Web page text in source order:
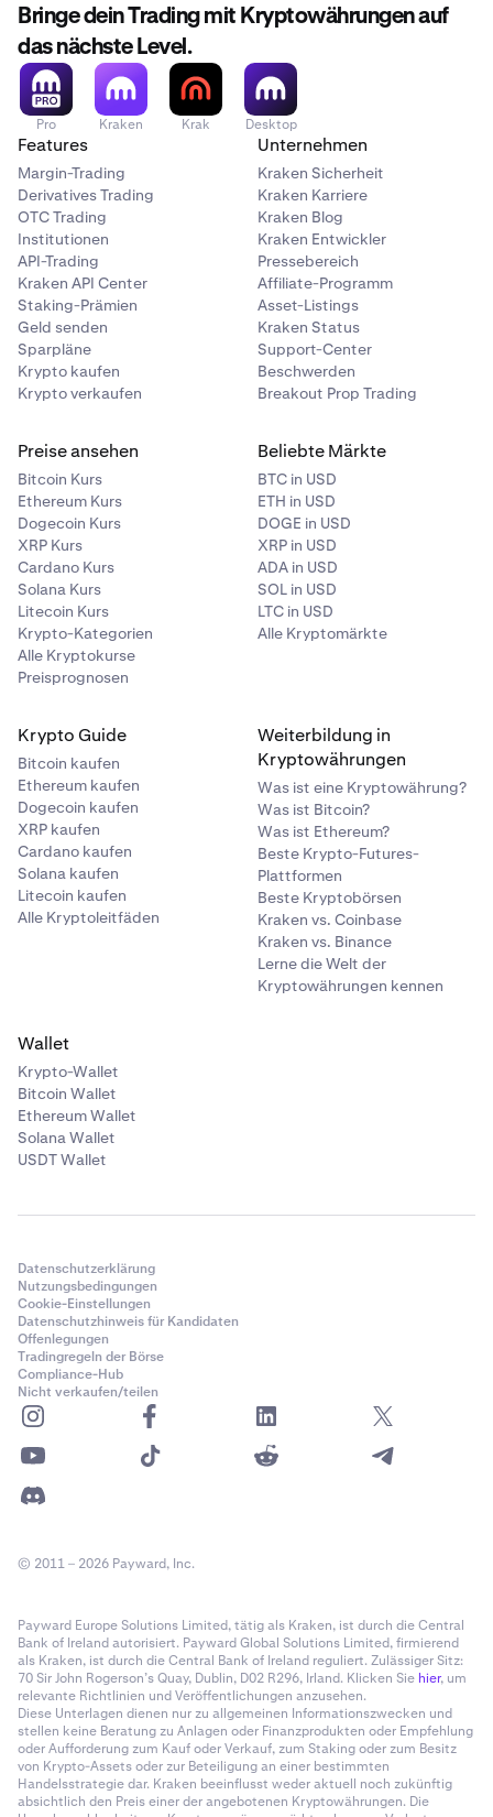
Bringe dein Trading mit Kryptowährungen auf
das nächste Level.
Pro Kraken Krak Desktop
Features
Margin-Trading
Derivatives Trading
OTC Trading
Institutionen
API-Trading
Kraken API Center
Staking-Prämien
Geld senden
Sparpläne
Krypto kaufen
Krypto verkaufen
Unternehmen
Kraken Sicherheit
Kraken Karriere
Kraken Blog
Kraken Entwickler
Pressebereich
Affiliate-Programm
Asset-Listings
Kraken Status
Support-Center
Beschwerden
Breakout Prop Trading
Preise ansehen
Bitcoin Kurs
Ethereum Kurs
Dogecoin Kurs
XRP Kurs
Cardano Kurs
Solana Kurs
Litecoin Kurs
Krypto-Kategorien
Alle Kryptokurse
Preisprognosen
Beliebte Märkte
BTC in USD
ETH in USD
DOGE in USD
XRP in USD
ADA in USD
SOL in USD
LTC in USD
Alle Kryptomärkte
Krypto Guide
Bitcoin kaufen
Ethereum kaufen
Dogecoin kaufen
XRP kaufen
Cardano kaufen
Solana kaufen
Litecoin kaufen
Alle Kryptoleitfäden
Weiterbildung in
Kryptowährungen
Was ist eine Kryptowährung?
Was ist Bitcoin?
Was ist Ethereum?
Beste Krypto-Futures-
Plattformen
Beste Kryptobörsen
Kraken vs. Coinbase
Kraken vs. Binance
Lerne die Welt der
Kryptowährungen kennen
Wallet
Krypto-Wallet
Bitcoin Wallet
Ethereum Wallet
Solana Wallet
USDT Wallet
Datenschutzerklärung
Nutzungsbedingungen
Cookie-Einstellungen
Datenschutzhinweis für Kandidaten
Offenlegungen
Tradingregeln der Börse
Compliance-Hub
Nicht verkaufen/teilen
© 2011 – 2026 Payward, Inc.
Payward Europe Solutions Limited, tätig als Kraken, ist durch die Central
Bank of Ireland autorisiert. Payward Global Solutions Limited, firmierend
als Kraken, ist durch die Central Bank of Ireland reguliert. Zulässiger Sitz:
70 Sir John Rogerson’s Quay, Dublin, D02 R296, Irland. Klicken Sie hier, um
relevante Richtlinien und Veröffentlichungen anzusehen.
Diese Unterlagen dienen nur zu allgemeinen Informationszwecken und
stellen keine Beratung zu Anlagen oder Finanzprodukten oder Empfehlung
oder Aufforderung zum Kauf oder Verkauf, zum Staking oder zum Besitz
von Krypto-Assets oder zur Beteiligung an einer bestimmten
Handelsstrategie dar. Kraken beeinflusst weder aktuell noch zukünftig
absichtlich den Preis einer der angebotenen Kryptowährungen. Die